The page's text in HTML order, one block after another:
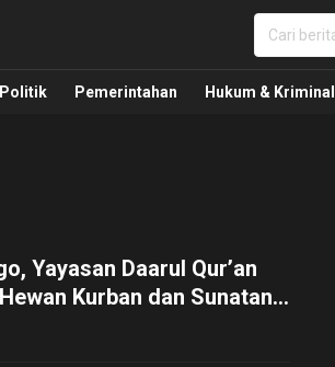
Hukum Kriminal dan Nasional
Politik Pemerintahan Hukum & Kriminal
Yayasan Daarul Qur’an
Kurban dan Sunatan